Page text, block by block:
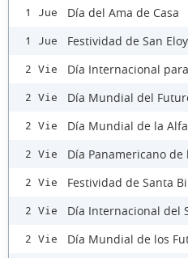
1 Jue Día del Ama de Casa
1 Jue Festividad de San Eloy
2 Vie Día Internacional
2 Vie Día Mundial del
2 Vie Día Mundial de la
2 Vie Día Panamericano de
2 Vie Festividad de Santa
2 Vie Día Internacional del
2 Vie Día Mundial de los